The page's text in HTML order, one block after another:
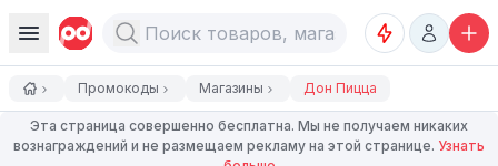
Промокоды Магазины Дон Пицца
Эта страница совершенно бесплатна. Мы не получаем никаких
вознаграждений и не размещаем рекламу на этой странице. Узнать